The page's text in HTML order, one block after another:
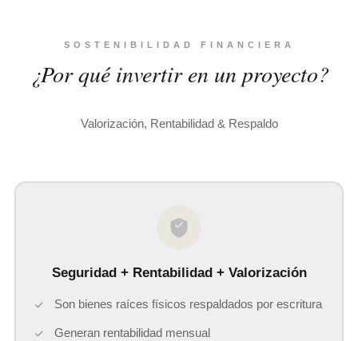
SOSTENIBILIDAD FINANCIERA
¿Por qué invertir en un proyecto?
Valorización, Rentabilidad & Respaldo
Seguridad + Rentabilidad + Valorización
Son bienes raíces físicos respaldados por escritura
Generan rentabilidad mensual